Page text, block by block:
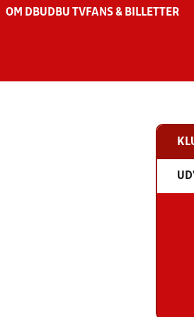
OM DBU DBU TV FANS & BILLETTER